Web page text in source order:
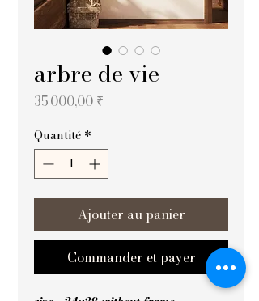
arbre de vie
35 000,00 ₹
Quantité *
Ajouter au panier
Commander et payer